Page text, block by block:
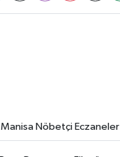
Manisa Nöbetçi Eczaneler